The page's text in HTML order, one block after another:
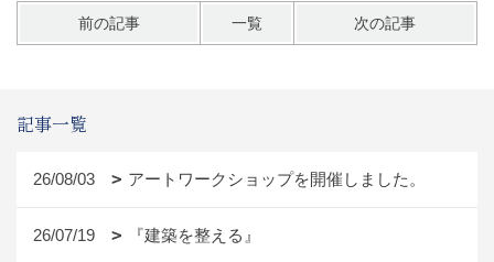
前の記事 一覧 次の記事
記事一覧
26/08/03 アートワークショップを開催しました。
26/07/19 『建築を整える』